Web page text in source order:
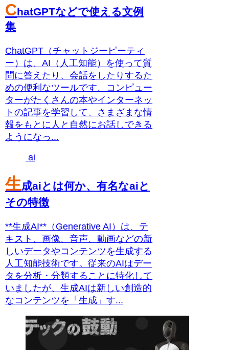
ChatGPTなどで使える文例
集
ChatGPT（チャットジーピーティ
ー）は、AI（人工知能）を使って質
問に答えたり、会話をしたりするた
めの便利なツールです。コンピュー
ターがたくさんの本やインターネッ
トの記事を学習して、さまざまな情
報をもとに人と自然にお話しできる
ようになっ...
ai
生成aiとは何か、有名なaiと
その特徴
**生成AI**（Generative AI）は、テ
キスト、画像、音声、動画などの新
しいデータやコンテンツを生成する
人工知能技術です。従来のAIはデー
タを分析・分類することに特化して
いましたが、生成AIは新しい創造的
なコンテンツを「生成」す...